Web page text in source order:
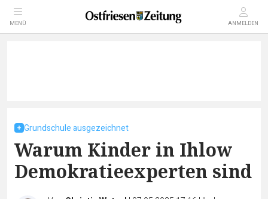
MENÜ ANMELDEN
Grundschule ausgezeichnet
Warum Kinder in Ihlow
Demokratieexperten sind